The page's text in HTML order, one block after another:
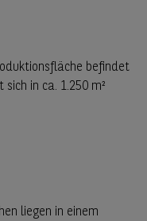
befindet
in ca. 1.250 m²
liegen in einem